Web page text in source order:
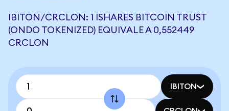
IBITON/CRCLON: 1 ISHARES BITCOIN TRUST
(ONDO TOKENIZED) EQUIVALE A 0,552449
CRCLON
IBITON